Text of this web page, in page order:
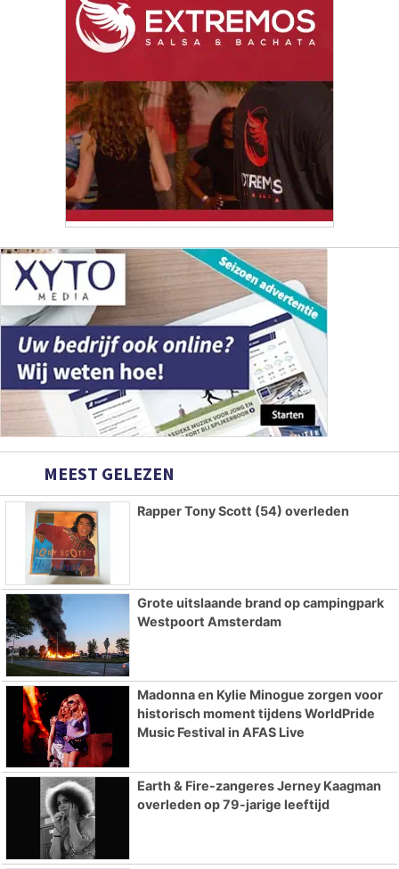
MEEST GELEZEN
Rapper Tony Scott (54) overleden
Grote uitslaande brand op campingpark
Westpoort Amsterdam
Madonna en Kylie Minogue zorgen voor
historisch moment tijdens WorldPride
Music Festival in AFAS Live
Earth & Fire-zangeres Jerney Kaagman
overleden op 79-jarige leeftijd